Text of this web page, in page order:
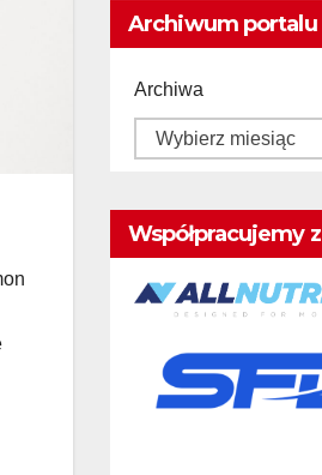
Archiwum portalu
Archiwa
Współpracujemy z